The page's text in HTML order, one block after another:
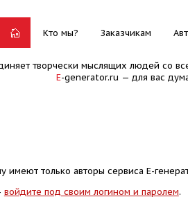
Кто мы? Заказчикам
творчески мыслящих людей со
E-generator.ru — для вас
имеют только авторы сервиса Е-
войдите под своим логином и паролем.